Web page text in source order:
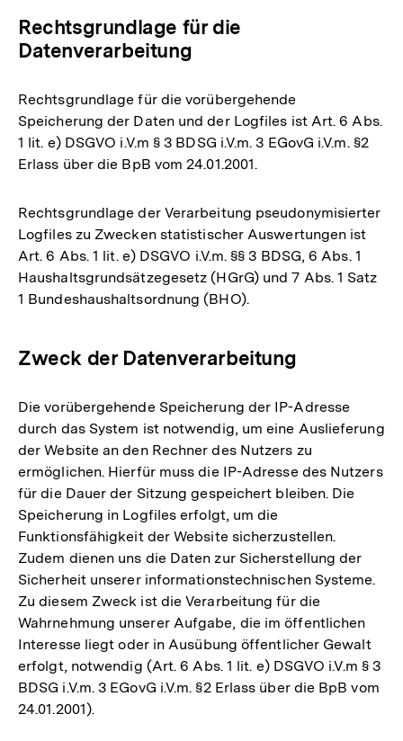
Rechtsgrundlage für die
Datenverarbeitung
Rechtsgrundlage für die vorübergehende
Speicherung der Daten und der Logfiles ist Art. 6 Abs.
1 lit. e) DSGVO i.V.m § 3 BDSG i.V.m. 3 EGovG i.V.m. §2
Erlass über die BpB vom 24.01.2001.
Rechtsgrundlage der Verarbeitung pseudonymisierter
Logfiles zu Zwecken statistischer Auswertungen ist
Art. 6 Abs. 1 lit. e) DSGVO i.V.m. §§ 3 BDSG, 6 Abs. 1
Haushaltsgrundsätzegesetz (HGrG) und 7 Abs. 1 Satz
1 Bundeshaushaltsordnung (BHO).
Zweck der Datenverarbeitung
Die vorübergehende Speicherung der IP-Adresse
durch das System ist notwendig, um eine Auslieferung
der Website an den Rechner des Nutzers zu
ermöglichen. Hierfür muss die IP-Adresse des Nutzers
für die Dauer der Sitzung gespeichert bleiben. Die
Speicherung in Logfiles erfolgt, um die
Funktionsfähigkeit der Website sicherzustellen.
Zudem dienen uns die Daten zur Sicherstellung der
Sicherheit unserer informationstechnischen Systeme.
Zu diesem Zweck ist die Verarbeitung für die
Wahrnehmung unserer Aufgabe, die im öffentlichen
Interesse liegt oder in Ausübung öffentlicher Gewalt
erfolgt, notwendig (Art. 6 Abs. 1 lit. e) DSGVO i.V.m § 3
BDSG i.V.m. 3 EGovG i.V.m. §2 Erlass über die BpB vom
24.01.2001).